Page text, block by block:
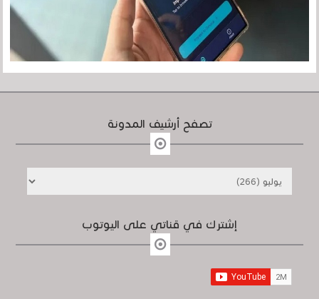
تصفح أرشيف المدونة
إشترك في قناتي على اليوتوب